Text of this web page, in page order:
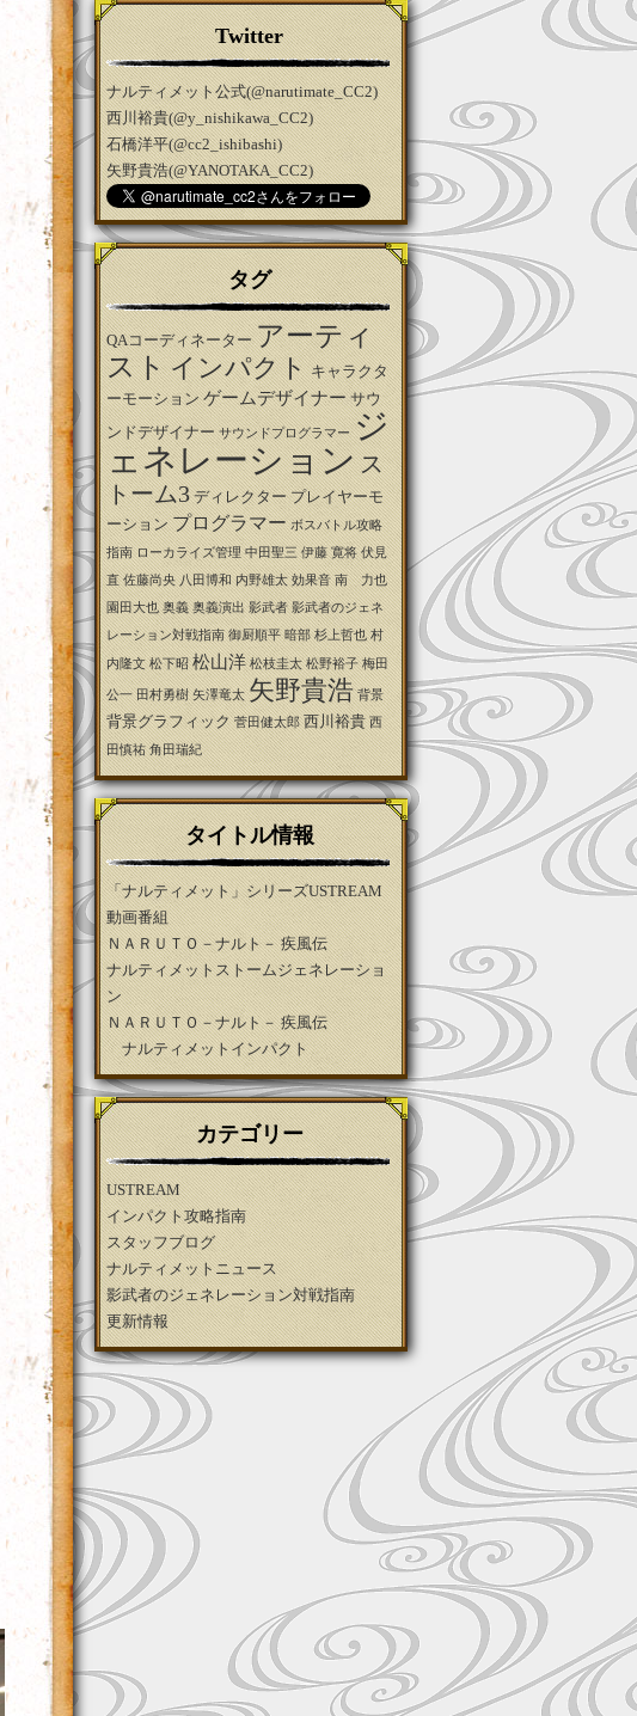
Twitter
ナルティメット公式(@narutimate_CC2)
西川裕貴(@y_nishikawa_CC2)
石橋洋平(@cc2_ishibashi)
矢野貴浩(@YANOTAKA_CC2)
タグ
QAコーディネーター アーティ
ストインパクト キャラクタ
ーモーション ゲームデザイナー サウ
ンドデザイナー サウンドプログラマー ジ
ェネレーションス
トーム3 ディレクター プレイヤーモ
ーション プログラマー ボスバトル攻略
指南 ローカライズ管理 中田聖三 伊藤 寛将 伏見
直 佐藤尚央 八田博和 内野雄太 効果音 南 力也
園田大也 奥義 奥義演出 影武者 影武者のジェネ
レーション対戦指南 御厨順平 暗部 杉上哲也 村
内隆文 松下昭 松山洋 松枝圭太 松野裕子 梅田
公一 田村勇樹 矢澤竜太 矢野貴浩 背景
背景グラフィック 菅田健太郎 西川裕貴 西
田慎祐 角田瑞紀
タイトル情報
「ナルティメット」シリーズUSTREAM
動画番組
ＮＡＲＵＴＯ－ナルト－ 疾風伝
ナルティメットストームジェネレーショ
ン
ＮＡＲＵＴＯ－ナルト－ 疾風伝
ナルティメットインパクト
カテゴリー
USTREAM
インパクト攻略指南
スタッフブログ
ナルティメットニュース
影武者のジェネレーション対戦指南
更新情報